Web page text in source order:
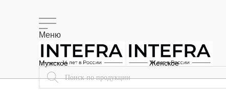
Меню
Мужское Женское